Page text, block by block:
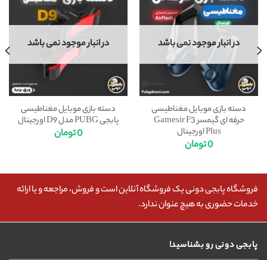
در انبار موجود نمی باشد
دسته بازی موبایل مغناطیسی
حرفه ای گیمسر Gamesir F3
Plus اورجینال
0تومان
در انبار موجود نمی باشد
دسته بازی موبایل مغناطیسی
پابجی PUBG مدل D9 اورجینال
0تومان
فروشگاه پابجی دونی یک فروشگاه آنلاین است و فروش، مراجعه و یا ارائه
خدمات حضوری به هیچ عنوان ندارد.
پابجی دونی رو بشناسید!